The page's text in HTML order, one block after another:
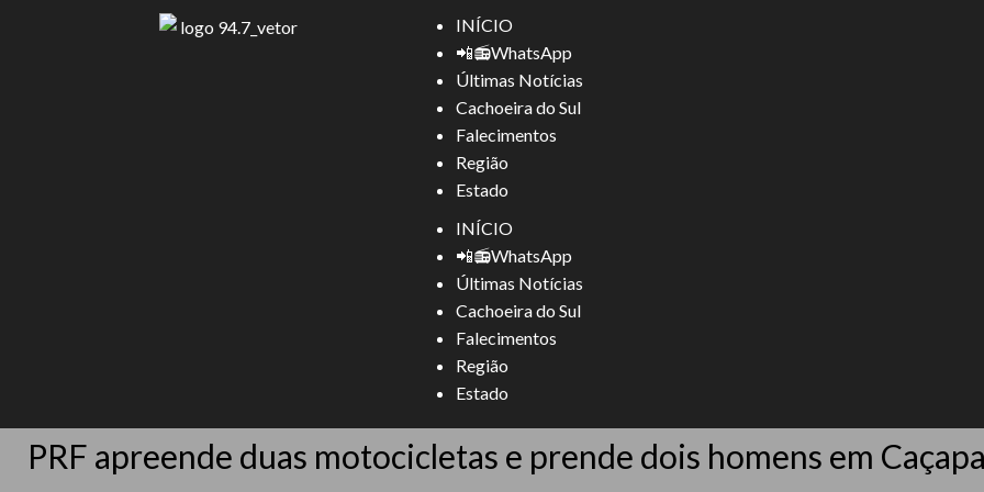
INÍCIO
📲📻WhatsApp
Últimas Notícias
Cachoeira do Sul
Falecimentos
Região
Estado
INÍCIO
📲📻WhatsApp
Últimas Notícias
Cachoeira do Sul
Falecimentos
Região
Estado
PRF apreende duas motocicletas e prende dois homens em